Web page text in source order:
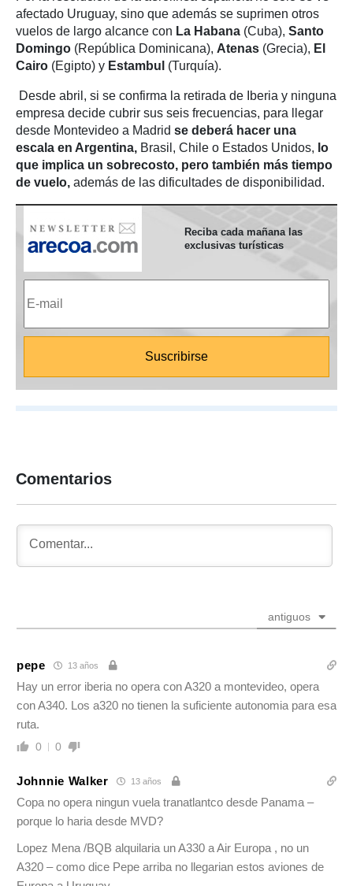
afectado Uruguay, sino que además se suprimen otros
vuelos de largo alcance con La Habana (Cuba), Santo
Domingo (República Dominicana), Atenas (Grecia), El
Cairo (Egipto) y Estambul (Turquía).
Desde abril, si se confirma la retirada de Iberia y ninguna
empresa decide cubrir sus seis frecuencias, para llegar
desde Montevideo a Madrid se deberá hacer una
escala en Argentina, Brasil, Chile o Estados Unidos, lo
que implica un sobrecosto, pero también más tiempo
de vuelo, además de las dificultades de disponibilidad.
Reciba cada mañana las
exclusivas turísticas
Comentarios
antiguos
pepe 13 años
Hay un error iberia no opera con A320 a montevideo, opera
con A340. Los a320 no tienen la suficiente autonomia para esa
ruta.
0 0
Johnnie Walker 13 años
Copa no opera ningun vuela tranatlantco desde Panama –
porque lo haria desde MVD?
Lopez Mena /BQB alquilaria un A330 a Air Europa , no un
A320 – como dice Pepe arriba no llegarian estos aviones de